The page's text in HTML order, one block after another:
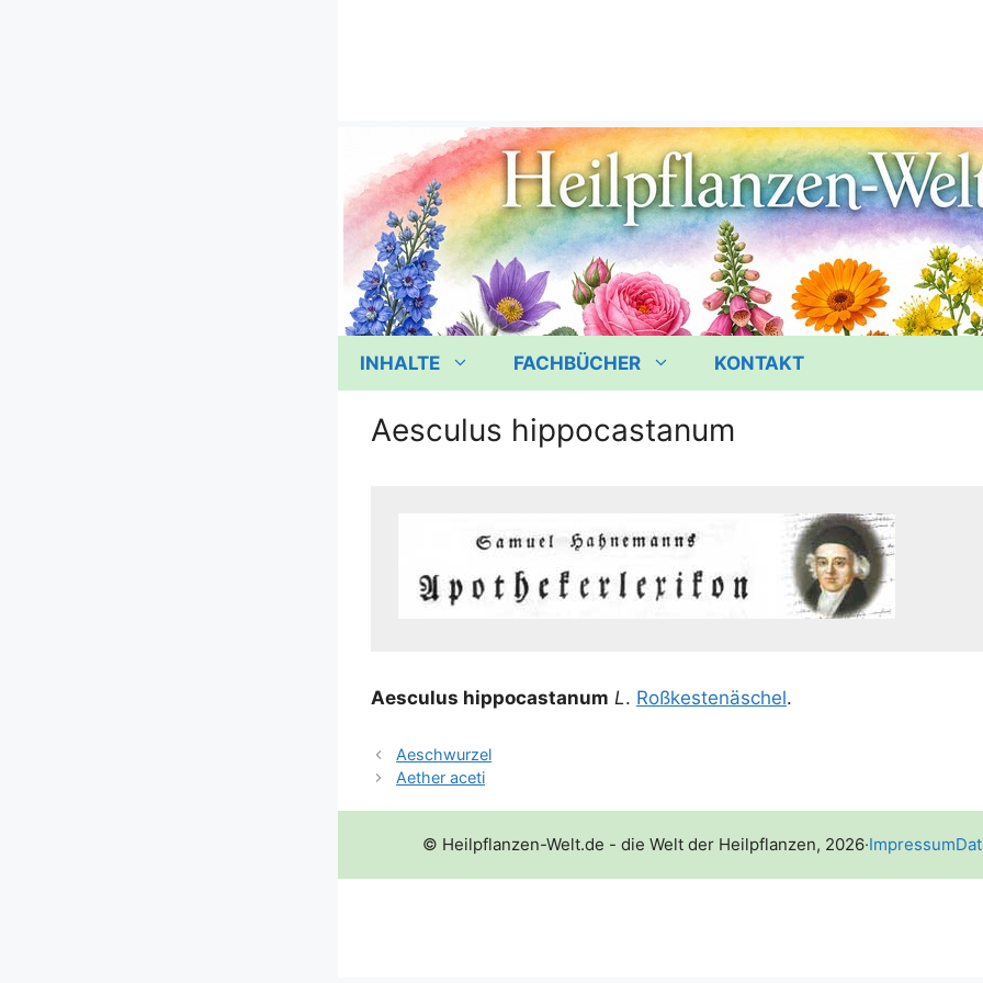
INHALTE FACHBÜCHER KONTAKT
Aesculus hippocastanum
Aes­cu­lus hip­po­casta­num L. Roß­kes­tenä­schel.
Aeschwurzel
Aether aceti
© Heilpflanzen-Welt.de - die Welt der Heilpflanzen, 2026·Impressum